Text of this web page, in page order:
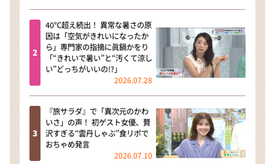
40℃超え続出！ 異常な暑さの原
因は「空気がきれいになったか
ら」専門家の指摘に眞鍋かをり
「“きれいで暑い”と“汚くて涼し
い”どっちがいいの!?」
2026.07.28
『旅サラダ』で「異次元のかわ
いさ」の声！ 初ゲスト女優、贅
沢すぎる“雲丹しゃぶ”食リポで
おちゃめ発言
2026.07.10